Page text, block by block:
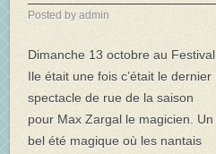
Posted by admin
Dimanche 13 octobre au Festival
Ile était une fois c’était le dernier
spectacle de rue de la saison
pour Max Zargal le magicien. Un
bel été magique où les nantais